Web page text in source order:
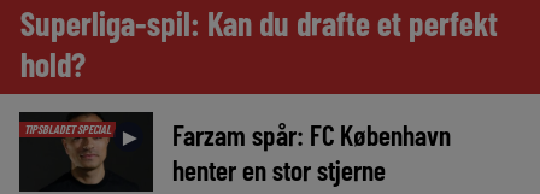
Superliga-spil: Kan du drafte et perfekt
hold?
TIPSBLADET SPECIAL ►
Farzam spår: FC København
henter en stor stjerne